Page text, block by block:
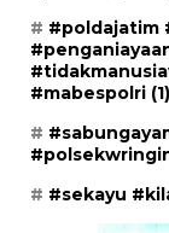
#poldajatim
#mabespolri (1)
#sekayu